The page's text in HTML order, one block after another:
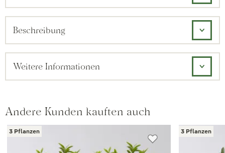
Beschreibung
Weitere Informationen
Andere Kunden kauften auch
3 Pflanzen 3 Pflanzen